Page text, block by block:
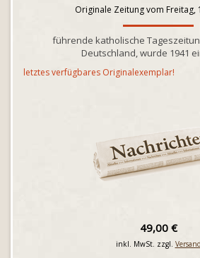
Originale Zeitung vom Freitag,
führende katholische
Deutschland, wurde 1941
letztes verfügbares Originalexemplar!
49,00 €
inkl. MwSt. zzgl. Versand